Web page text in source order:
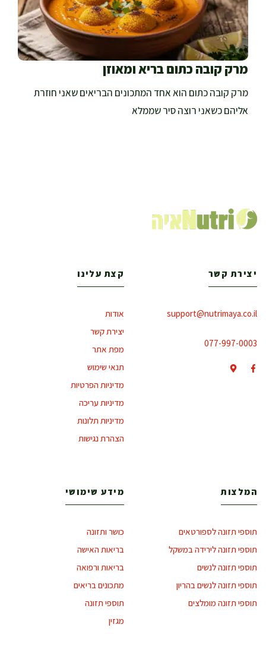
מרק קובה כתום בריא ומאוזן
מרק קובה כתום הוא אחד המתכונים הבריאים שאני חוזרת
אליהם כשאני רוצה סיר שממלא
יצירת קשר
support@nutrimaya.co.il
077-997-0003
קצת עלינו
אודות
יצירת קשר
מפת אתר
תנאי שימוש
מדיניות הפרטיות
מדיניות עריכה
מדיניות תלונות
הצהרת נגישות
המלצות
תוספי תזונה לספורטאים
תוספי תזונה לירידה במשקל
תוספי תזונה לנשים
תוספי תזונה לנשים בהריון
תוספי תזונה מומלצים
מידע שימושי
כושר ותזונה
בריאות האישה
בריאות ורפואה
מתכונים בריאים
תוספי תזונה
מגזין